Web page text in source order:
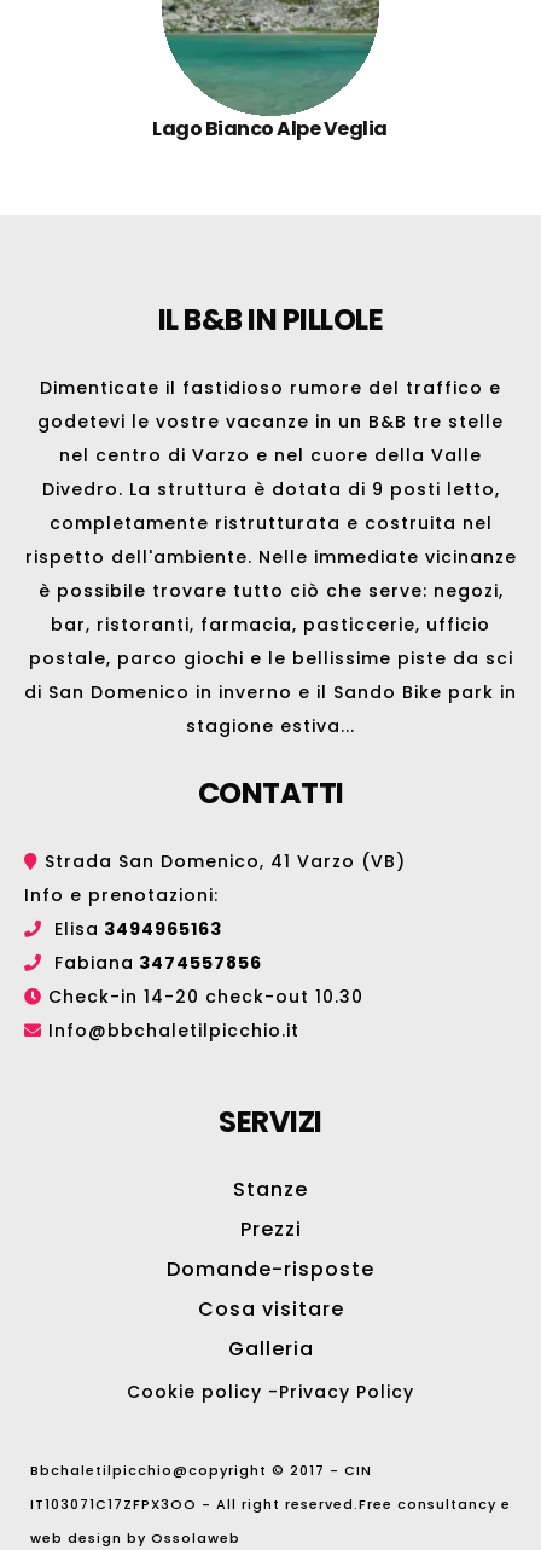
Lago Bianco Alpe Veglia
IL B&B IN PILLOLE
Dimenticate il fastidioso rumore del traffico e
godetevi le vostre vacanze in un B&B tre stelle
nel centro di Varzo e nel cuore della Valle
Divedro. La struttura è dotata di 9 posti letto,
completamente ristrutturata e costruita nel
rispetto dell'ambiente. Nelle immediate vicinanze
è possibile trovare tutto ciò che serve: negozi,
bar, ristoranti, farmacia, pasticcerie, ufficio
postale, parco giochi e le bellissime piste da sci
di San Domenico in inverno e il Sando Bike park in
stagione estiva...
CONTATTI
Strada San Domenico, 41 Varzo (VB)
Info e prenotazioni:
Elisa 3494965163
Fabiana 3474557856
Check-in 14-20 check-out 10.30
Info@bbchaletilpicchio.it
SERVIZI
Stanze
Prezzi
Domande-risposte
Cosa visitare
Galleria
Cookie policy -Privacy Policy
Bbchaletilpicchio@copyright © 2017 - CIN
IT103071C17ZFPX3OO - All right reserved.Free consultancy e
web design by Ossolaweb